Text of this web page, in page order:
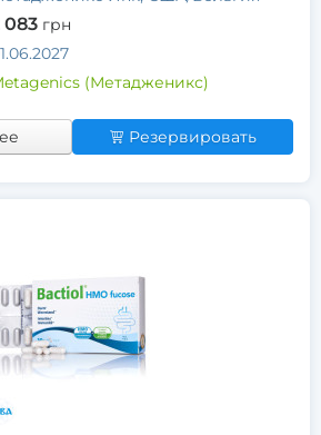
083 грн
(Метадженикс)
Резервировать